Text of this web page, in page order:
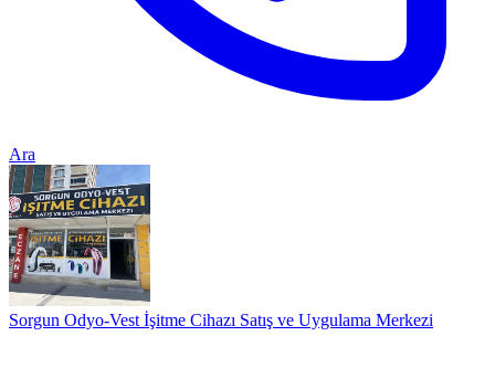
Ara
Sorgun Odyo-Vest İşitme Cihazı Satış ve Uygulama Merkezi